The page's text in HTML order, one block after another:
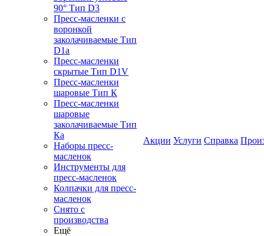
90° Тип D3
Пресс-масленки с
воронкой
заколачиваемые Тип
D1a
Пресс-масленки
скрытые Тип D1V
Пресс-масленки
шаровые Тип К
Пресс-масленки
шаровые
заколачиваемые Тип
Кa
Наборы пресс-
масленок
Инструменты для
пресс-масленок
Колпачки для пресс-
масленок
Снято с
производства
Ещё
Акции Услуги Справка